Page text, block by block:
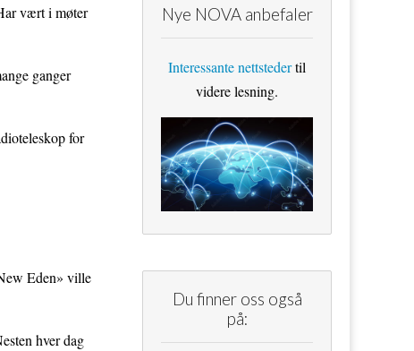
vært i møter
ganger
for
Eden» ville
hver dag
Nye NOVA anbefaler
Interessante nettstedertil
videre lesning.
Du finner oss også
på: